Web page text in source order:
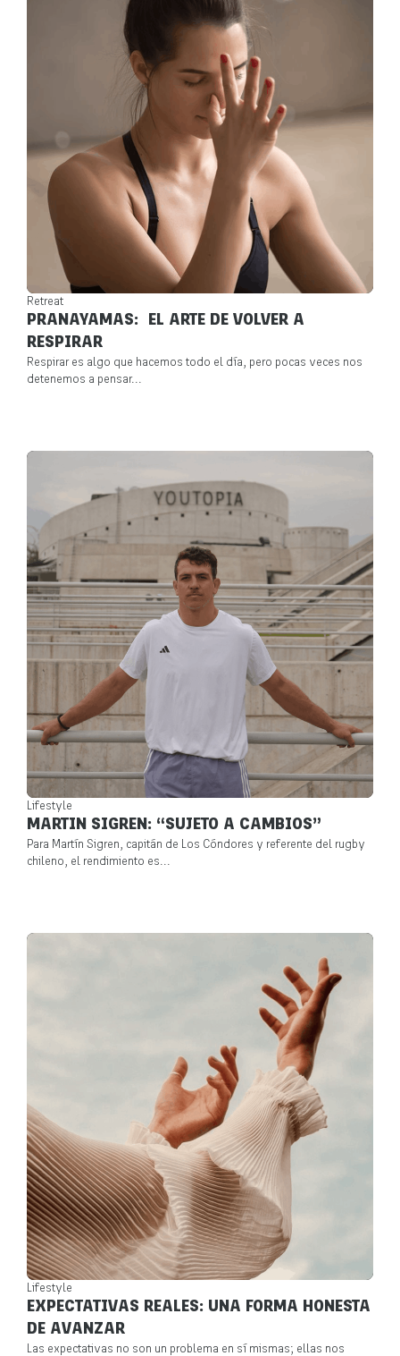
Retreat
PRANAYAMAS: EL ARTE DE VOLVER A
RESPIRAR
Respirar es algo que hacemos todo el día, pero pocas veces nos
detenemos a pensar...
Lifestyle
MARTIN SIGREN: “SUJETO A CAMBIOS”
Para Martín Sigren, capitán de Los Cóndores y referente del rugby
chileno, el rendimiento es...
Lifestyle
EXPECTATIVAS REALES: UNA FORMA HONESTA
DE AVANZAR
Las expectativas no son un problema en sí mismas; ellas nos